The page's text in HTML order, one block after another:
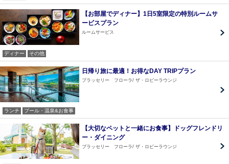
【お部屋でディナー】1日5室限定の特別ルームサ
ービスプラン
ルームサービス
ディナー その他
日帰り旅に最適！お得なDAY TRIPプラン
ブラッセリー フローラ ザ・ロビーラウンジ
ランチ プール・温泉&お食事
【大切なペットと一緒にお食事】ドッグフレンドリ
ー・ダイニング
ブラッセリー フローラ ザ・ロビーラウンジ